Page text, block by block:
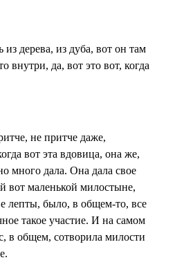
дерева, из дуба, вот он там
внутри, да, вот это вот, когда
не притче даже,
вот эта вдовица, она же,
много дала. Она дала свое
вот маленькой милостыне,
лепты, было, в общем-то, все
такое участие. И на самом
в общем, сотворила милости